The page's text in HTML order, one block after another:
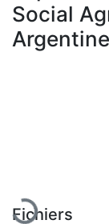
Social
Argentine
Fichiers